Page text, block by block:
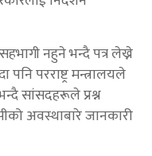
नहुने भन्दै पत्र लेख्ने
परराष्ट्र मन्त्रालयले
सांसदहरूले प्रश्न
अवस्थाबारे जानकारी